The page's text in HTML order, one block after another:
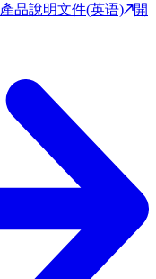
產品說明文件(英语)
開